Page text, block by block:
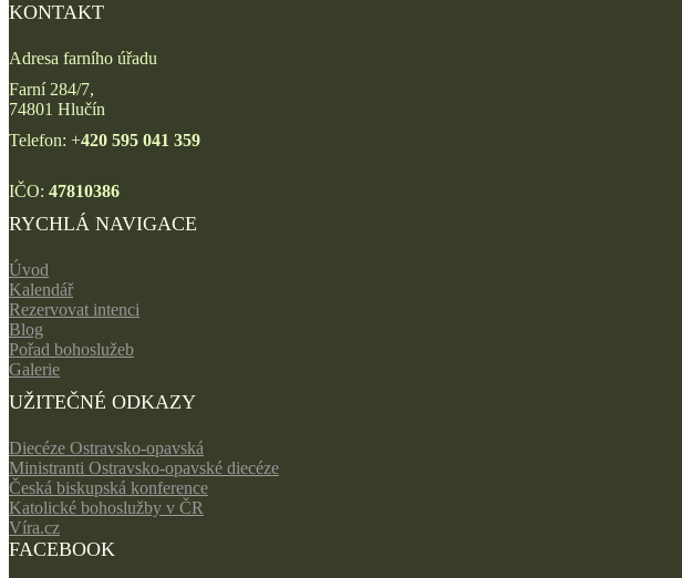
KONTAKT
Adresa farního úřadu
Farní 284/7,
74801 Hlučín
Telefon: +420 595 041 359
IČO: 47810386
RYCHLÁ NAVIGACE
Úvod
Kalendář
Rezervovat intenci
Blog
Pořad bohoslužeb
Galerie
UŽITEČNÉ ODKAZY
Diecéze Ostravsko-opavská
Ministranti Ostravsko-opavské diecéze
Česká biskupská konference
Katolické bohoslužby v ČR
Víra.cz
FACEBOOK